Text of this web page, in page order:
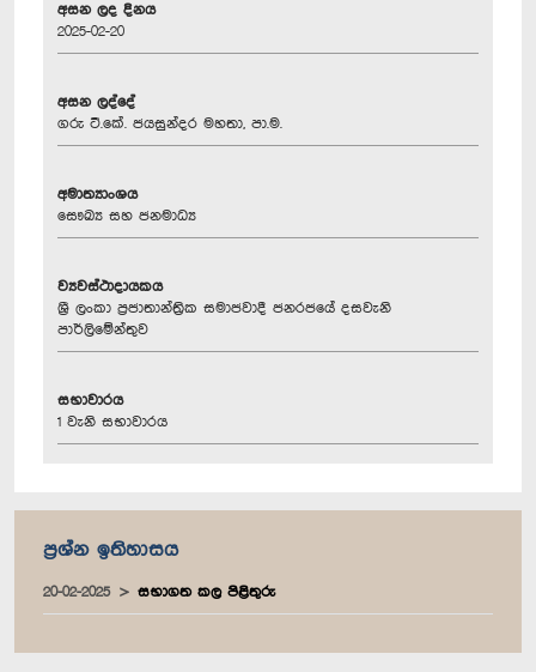
අසන ලද දිනය
2025-02-20
අසන ලද්දේ
ගරු ටී.කේ. ජයසුන්දර මහතා, පා.ම.
අමාත්‍යාංශය
සෞඛ්‍ය සහ ජනමාධ්‍ය
ව්‍යවස්ථාදායකය
ශ්‍රී ලංකා ප්‍රජාතාන්ත්‍රික සමාජවාදී ජනරජයේ දසවැනි
පාර්ලිමේන්තුව
සභාවාරය
1 වැනි සභාවාරය
ප්‍රශ්න ඉතිහාසය
20-02-2025 සභාගත කල පිළිතුරු